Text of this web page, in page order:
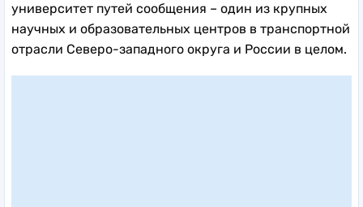
университет путей сообщения – один из крупных
научных и образовательных центров в транспортной
отрасли Северо-западного округа и России в целом.